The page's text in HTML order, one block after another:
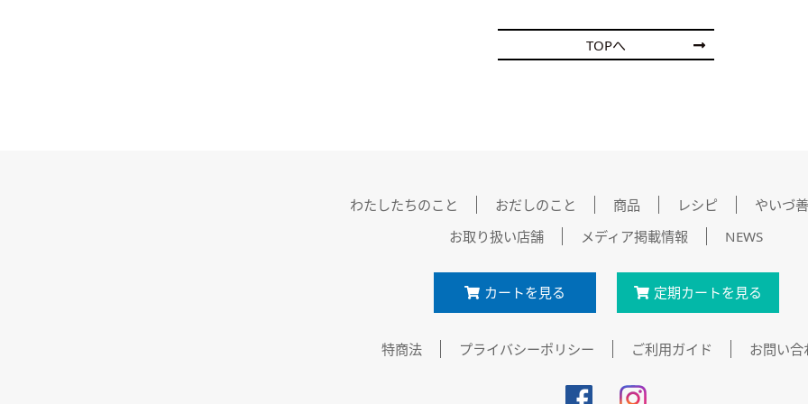
TOPへ
わたしたちのこと おだしのこと 商品 レシピ
やいづ
お取り扱い店舗
メディア掲載情報 NEWS
カートを見る 定期カートを見る
特商法 プライバシーポリシー ご利用ガイド お問い合